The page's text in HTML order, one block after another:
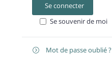
Se connecter
Se souvenir de moi
 Mot de passe oublié ?